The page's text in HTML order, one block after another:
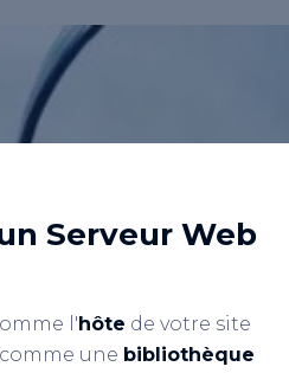
Serveur Web
l'hôte de votre site
une bibliothèque